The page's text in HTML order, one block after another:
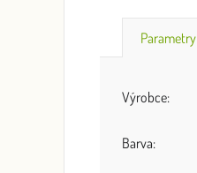
Parametry
Výrobce:
Barva: